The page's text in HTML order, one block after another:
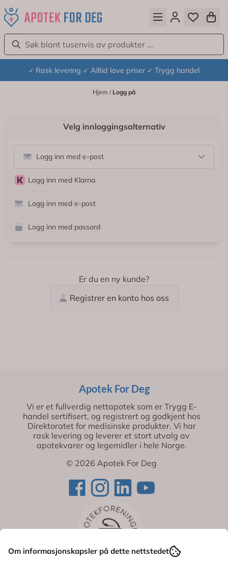
Hopp til innhold
✓ Rask levering ✓ Alltid lave priser ✓ Trygg handel
Hjem / Logg på
Velg innloggingsalternativ
Logg inn med e-post
Logg inn med Klarna
Logg inn med e-post
Logg inn med passord
Er du en ny kunde?
Registrer en konto hos oss
Apotek For Deg
Vi er et fullverdig nettapotek som er Trygg E-
handel sertifisert, og registrert og godkjent hos
Direktoratet for medisinske produkter. Vi har
rask levering og leverer et stort utvalg av
apotekvarer og legemidler i hele Norge.
© 2026 Apotek For Deg
Om informasjonskapsler på dette nettstedet